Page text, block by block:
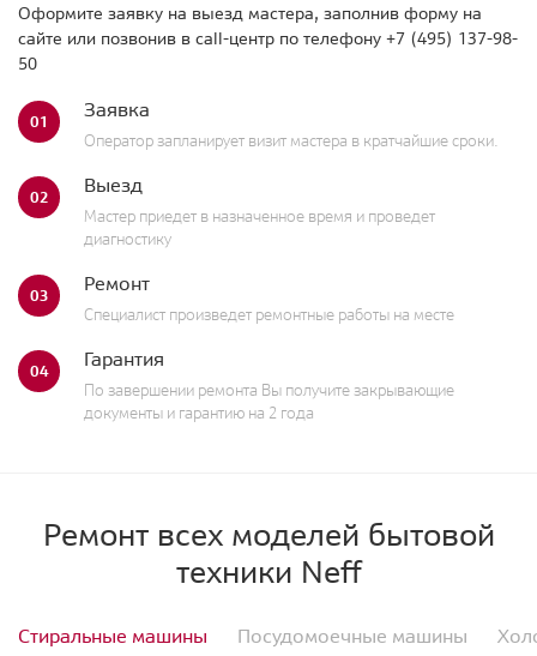
Оформите заявку на выезд мастера, заполнив форму на
сайте или позвонив в call-центр по телефону +7 (495) 137-98-
50
01 Заявка
Оператор запланирует визит мастера в кратчайшие сроки.
02 Выезд
Мастер приедет в назначенное время и проведет
диагностику
03 Ремонт
Специалист произведет ремонтные работы на месте
04 Гарантия
По завершении ремонта Вы получите закрывающие
документы и гарантию на 2 года
Ремонт всех моделей бытовой
техники Neff
Стиральные машины Посудомоечные машины